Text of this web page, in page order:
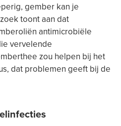
gember kan je
toont aan dat
antimicrobiële
vervelende
zou helpen bij het
dat problemen geeft bij de